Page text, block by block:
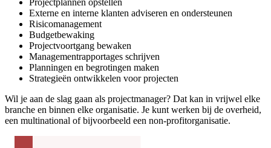
Externe en interne klanten adviseren en ondersteunen
Risicomanagement
Budgetbewaking
Projectvoortgang bewaken
Managementrapportages schrijven
Planningen en begrotingen maken
Strategieën ontwikkelen voor projecten
Wil je aan de slag gaan als projectmanager? Dat kan in vrijwel elke
branche en binnen elke organisatie. Je kunt werken bij de overheid,
een multinational of bijvoorbeeld een non-profitorganisatie.